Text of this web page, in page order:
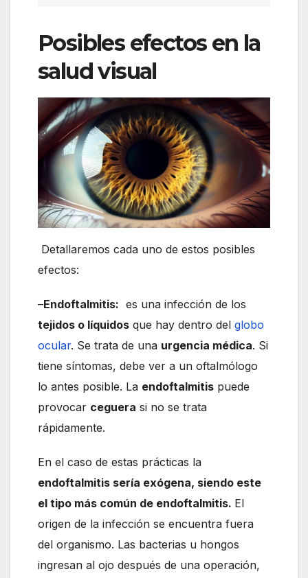
Posibles efectos en la
salud visual
Detallaremos cada uno de estos posibles
efectos:
–Endoftalmitis: es una infección de los
tejidos o líquidos que hay dentro del globo
ocular. Se trata de una urgencia médica. Si
tiene síntomas, debe ver a un oftalmólogo
lo antes posible. La endoftalmitis puede
provocar ceguera si no se trata
rápidamente.
En el caso de estas prácticas la
endoftalmitis sería exógena, siendo este
el tipo más común de endoftalmitis. El
origen de la infección se encuentra fuera
del organismo. Las bacterias u hongos
ingresan al ojo después de una operación,